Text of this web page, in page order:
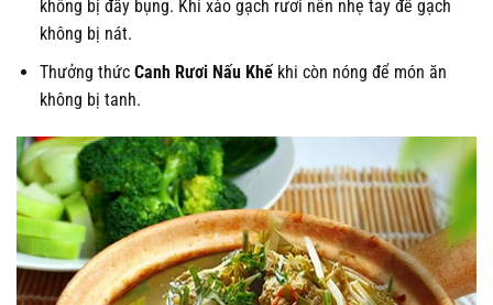
không bị đầy bụng. Khi xào gạch rươi nên nhẹ tay để gạch
không bị nát.
Thưởng thức Canh Rươi Nấu Khếkhi còn nóng để món ăn
không bị tanh.